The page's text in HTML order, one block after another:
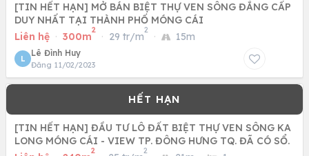
[TIN HẾT HẠN] MỞ BÁN BIỆT THỰ VEN SÔNG ĐẲNG CẤP
DUY NHẤT TẠI THÀNH PHỐ MÓNG CÁI
Liên hệ · 300m
2
· 29 tr/m
2
· 15m
L
Lê Đình Huy
Đăng 11/02/2023
[TIN HẾT HẠN] ĐẦU TƯ LÔ ĐẤT BIỆT THỰ VEN SÔNG KA
LONG MÓNG CÁI - VIEW TP. ĐÔNG HƯNG TQ. ĐÃ CÓ SỔ.
2 2